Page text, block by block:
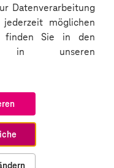
Datenverarbeitung
möglichen
finden Sie in den
in unseren